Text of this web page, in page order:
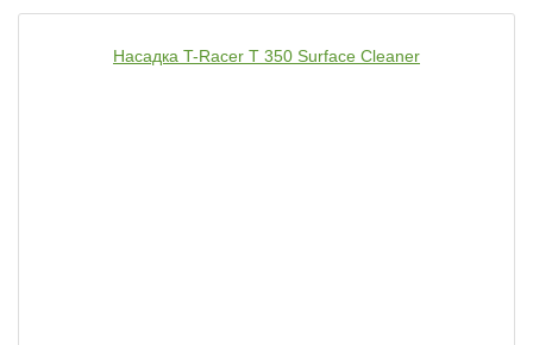
Насадка T-Racer T 350 Surface Cleaner